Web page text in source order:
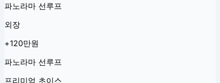
파노라마 선루프
외장
+120만원
파노라마 선루프
프리미엄 초이스